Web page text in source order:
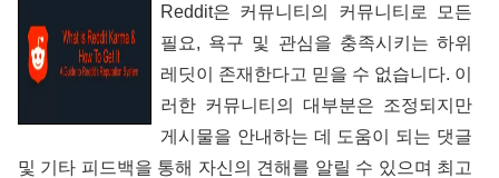
Reddit은 커뮤니티의 커뮤니티로 모든
필요, 욕구 및 관심을 충족시키는 하위
레딧이 존재한다고 믿을 수 없습니다. 이
러한 커뮤니티의 대부분은 조정되지만
게시물을 안내하는 데 도움이 되는 댓글
및 기타 피드백을 통해 자신의 견해를 알릴 수 있으며 최고